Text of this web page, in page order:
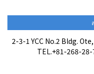
2-3-1 YCC No.2 Bldg.
TEL.+81-268-